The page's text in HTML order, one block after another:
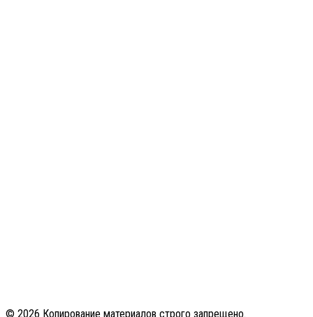
© 2026 Копирование материалов строго запрещено.